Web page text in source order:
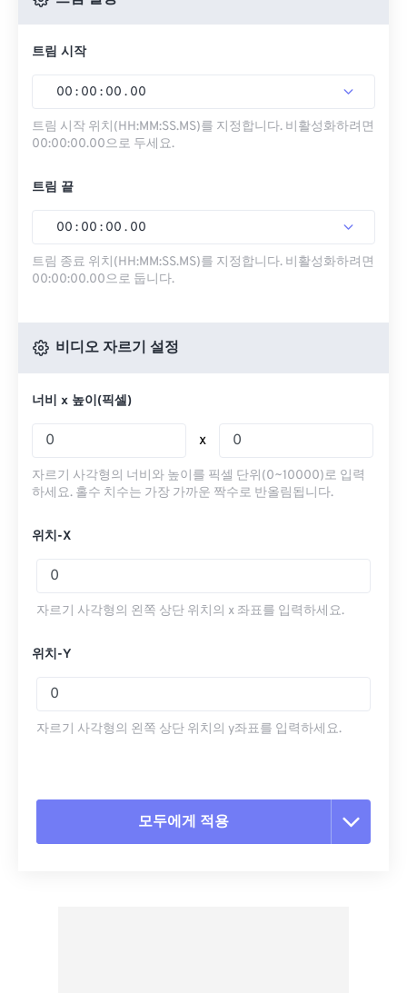
트림 시작
00 : 00 : 00 . 00
트림 시작 위치(HH:MM:SS.MS)를 지정합니다. 비활성화하려면
00:00:00.00으로 두세요.
트림 끝
00 : 00 : 00 . 00
트림 종료 위치(HH:MM:SS.MS)를 지정합니다. 비활성화하려면
00:00:00.00으로 둡니다.
비디오 자르기 설정
너비 x 높이(픽셀)
x
자르기 사각형의 너비와 높이를 픽셀 단위(0~10000)로 입력
하세요. 홀수 치수는 가장 가까운 짝수로 반올림됩니다.
위치-X
자르기 사각형의 왼쪽 상단 위치의 x 좌표를 입력하세요.
위치-Y
자르기 사각형의 왼쪽 상단 위치의 y좌표를 입력하세요.
모두에게 적용